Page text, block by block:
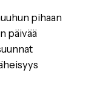
pihaan
päivää